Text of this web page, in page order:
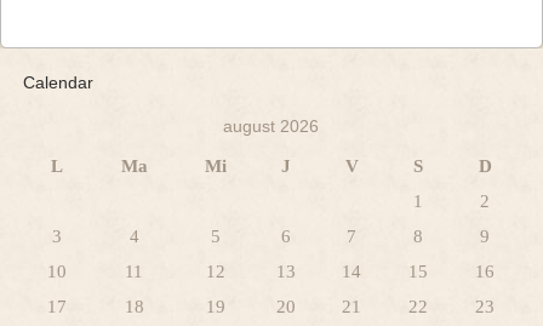
Calendar
august 2026
L Ma Mi J V S
D
1
2
3
4 5 6 7 8
9
10
11 12 13 14 15
16
17
18 19 20 21 22
23